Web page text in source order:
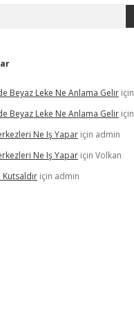
Beyaz Leke Ne Anlama Gelir için
Beyaz Leke Ne Anlama Gelir için
Ne Iş Yapar için admin
Ne Iş Yapar için Volkan
için admin